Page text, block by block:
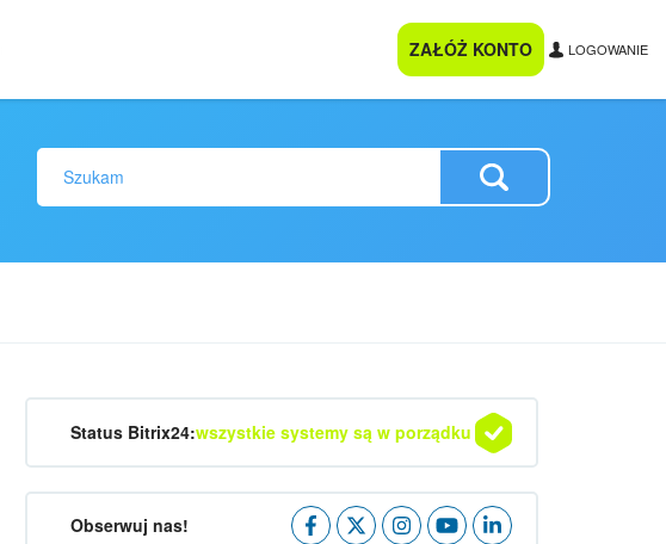
ZAŁÓŻ KONTO LOGOWANIE
Status Bitrix24:wszystkie systemy są w porządku
Obserwuj nas!